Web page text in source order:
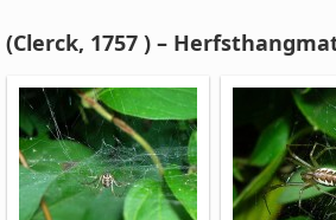
(Clerck, 1757 ) –